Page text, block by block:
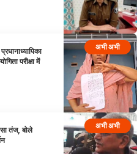
अभी अभी
परीक्षा में
अभी अभी
तंज, बोले